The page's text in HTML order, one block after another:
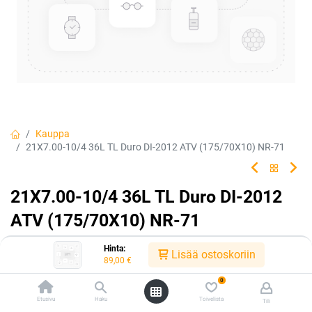
Hinta:
89,00 € Lisää ostoskoriin
Etusivu Haku
0
Toivelista Tili
Kauppa
21X7.00-10/4 36L TL Duro DI-2012 ATV (175/70X10) NR-71
21X7.00-10/4 36L TL Duro DI-2012
ATV (175/70X10) NR-71
5705051029776 Tuotekoodi:306123
€ / kpl
Saatavilla